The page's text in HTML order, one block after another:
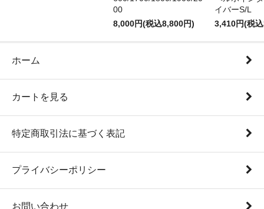
00
8,000円(税込8,800円)
イバーS/L
3,410円(税
ホーム
カートを見る
特定商取引法に基づく表記
プライバシーポリシー
お問い合わせ